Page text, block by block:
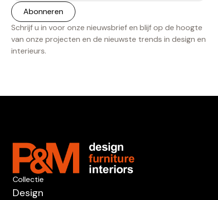
Schrijf u in voor onze nieuwsbrief en blijf op de hoogte
van onze projecten en de nieuwste trends in design en
interieurs.
Collectie
Design